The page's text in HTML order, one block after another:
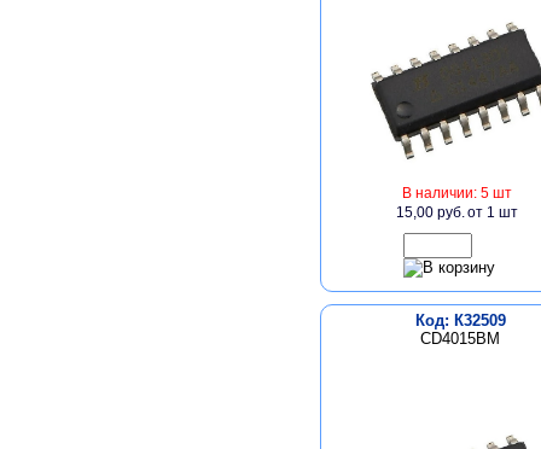
В наличии: 5 шт
15,00 руб.от 1 шт
Код: К32509
CD4015BM